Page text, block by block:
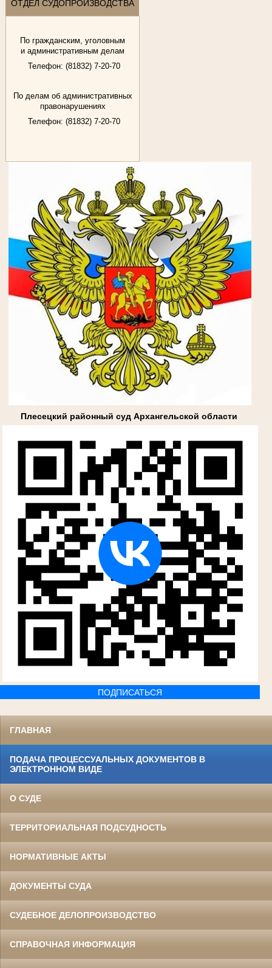
ОТДЕЛ СУДОПРОИЗВОДСТВА
По гражданским, уголовным
и административным делам
Телефон: (81832) 7-20-70
По делам об административных
правонарушениях
Телефон: (81832) 7-20-70
Плесецкий районный суд Архангельской области
ПОДПИСАТЬСЯ
ГЛАВНАЯ
ПОДАЧА ПРОЦЕССУАЛЬНЫХ ДОКУМЕНТОВ В
ЭЛЕКТРОННОМ ВИДЕ
О СУДЕ
ТЕРРИТОРИАЛЬНАЯ ПОДСУДНОСТЬ
НОРМАТИВНЫЕ АКТЫ
ДОКУМЕНТЫ СУДА
СУДЕБНОЕ ДЕЛОПРОИЗВОДСТВО
СПРАВОЧНАЯ ИНФОРМАЦИЯ